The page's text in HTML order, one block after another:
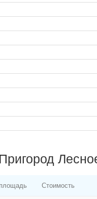
Стоимость